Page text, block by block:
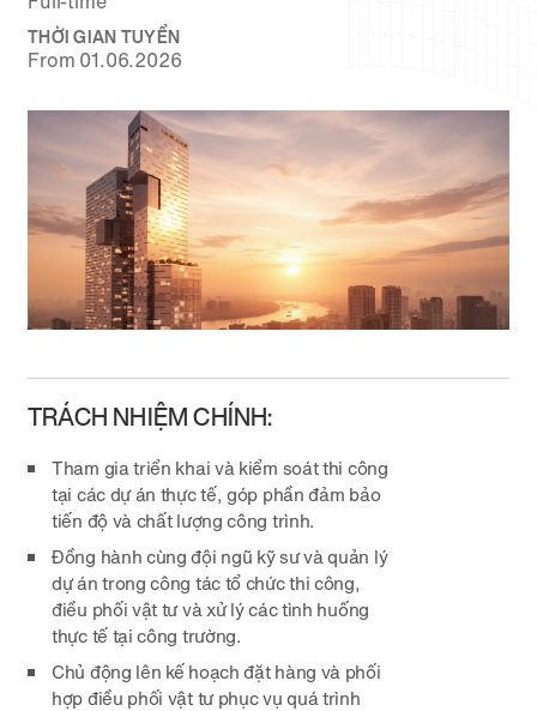
THỜI GIAN TUYỂN
From 01.06.2026
TRÁCH NHIỆM CHÍNH:
Tham gia triển khai và kiểm soát thi công
tại các dự án thực tế, góp phần đảm bảo
tiến độ và chất lượng công trình.
Đồng hành cùng đội ngũ kỹ sư và quản lý
dự án trong công tác tổ chức thi công,
điều phối vật tư và xử lý các tình huống
thực tế tại công trường.
Chủ động lên kế hoạch đặt hàng và phối
hợp điều phối vật tư phục vụ quá trình